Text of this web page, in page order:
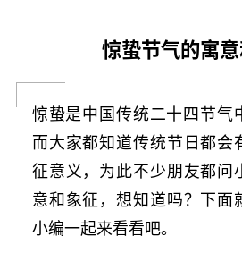
惊蛰节气的寓
惊蛰是中国传统二十四节气
而大家都知道传统节日都会
征意义，为此不少朋友都问
意和象征，想知道吗？下面
小编一起来看看吧。